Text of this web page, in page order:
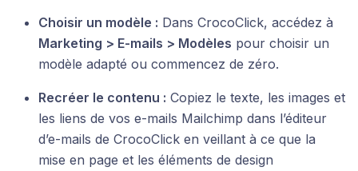
Choisir un modèle : Dans CrocoClick, accédez à
Marketing > E-mails > Modèles pour choisir un
modèle adapté ou commencez de zéro.
Recréer le contenu : Copiez le texte, les images et
les liens de vos e-mails Mailchimp dans l’éditeur
d’e-mails de CrocoClick en veillant à ce que la
mise en page et les éléments de design